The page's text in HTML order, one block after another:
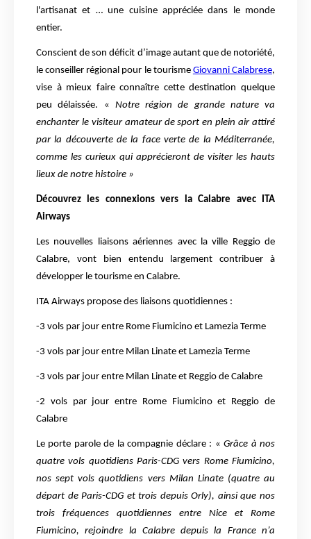
l'artisanat et … une cuisine appréciée dans le monde
entier.
Conscient de son déficit d’image autant que de notoriété,
le conseiller régional pour le tourisme Giovanni Calabrese,
vise à mieux faire connaître cette destination quelque
peu délaissée. « Notre région de grande nature va
enchanter le visiteur amateur de sport en plein air attiré
par la découverte de la face verte de la Méditerranée,
comme les curieux qui apprécieront de visiter les hauts
lieux de notre histoire »
Découvrez les connexions vers la Calabre avec ITA
Airways
Les nouvelles liaisons aériennes avec la ville Reggio de
Calabre, vont bien entendu largement contribuer à
développer le tourisme en Calabre.
ITA Airways propose des liaisons quotidiennes :
-3 vols par jour entre Rome Fiumicino et Lamezia Terme
-3 vols par jour entre Milan Linate et Lamezia Terme
-3 vols par jour entre Milan Linate et Reggio de Calabre
-2 vols par jour entre Rome Fiumicino et Reggio de
Calabre
Le porte parole de la compagnie déclare : «Grâce à nos
quatre vols quotidiens Paris-CDG vers Rome Fiumicino,
nos sept vols quotidiens vers Milan Linate (quatre au
départ de Paris-CDG et trois depuis Orly), ainsi que nos
trois fréquences quotidiennes entre Nice et Rome
Fiumicino, rejoindre la Calabre depuis la France n’a